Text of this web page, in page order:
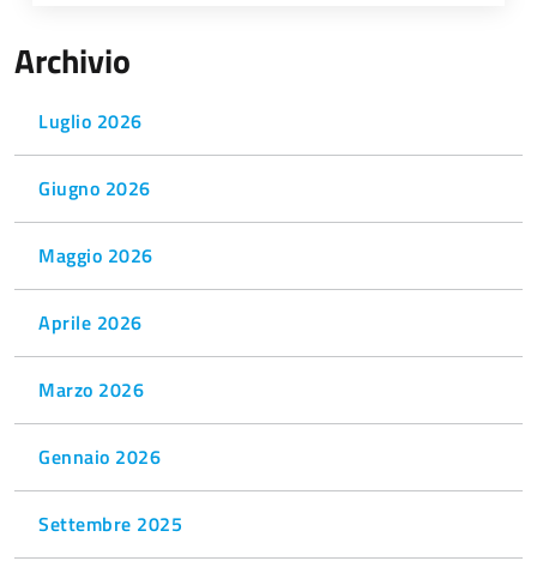
Archivio
Luglio 2026
Giugno 2026
Maggio 2026
Aprile 2026
Marzo 2026
Gennaio 2026
Settembre 2025